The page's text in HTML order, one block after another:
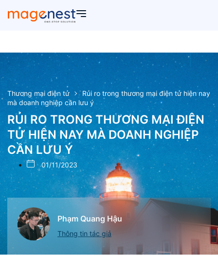
Thương mại điện tử
Rủi ro trong thương mại điện tử hiện nay
mà doanh nghiệp cần lưu ý
RỦI RO TRONG THƯƠNG MẠI ĐIỆN
TỬ HIỆN NAY MÀ DOANH NGHIỆP
CẦN LƯU Ý
01/11/2023
Phạm Quang Hậu
Thông tin tác giả